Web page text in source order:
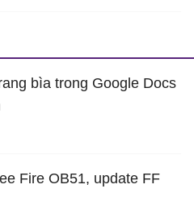
bìa trong Google Docs
Fire OB51, update FF